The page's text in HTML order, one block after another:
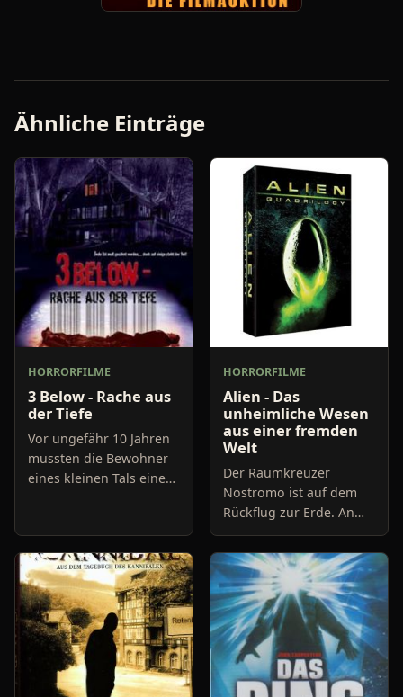
Ähnliche Einträge
HORRORFILME
3 Below - Rache aus
der Tiefe
Vor ungefähr 10 Jahren
mussten die Bewohner
eines kleinen Tals einem
das zahlreiche Proteste
wirkungslos blieben.
Eine
HORRORFILME
Alien - Das
unheimliche Wesen
aus einer fremden
Welt
Der Raumkreuzer
Nostromo ist auf dem
Rückflug zur Erde. An
Bord befinden sich
sieben Astronauten, die
im Kälte-Tiefschlaf
verweilen. Eines Tages
hält es der